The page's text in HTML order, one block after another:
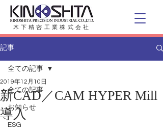
木下精密工業株式会社
記事
全ての記事
お知らせ
ESG
全ての記事
新CAD／CAM HYPER Mill
導入
2019年12月10日